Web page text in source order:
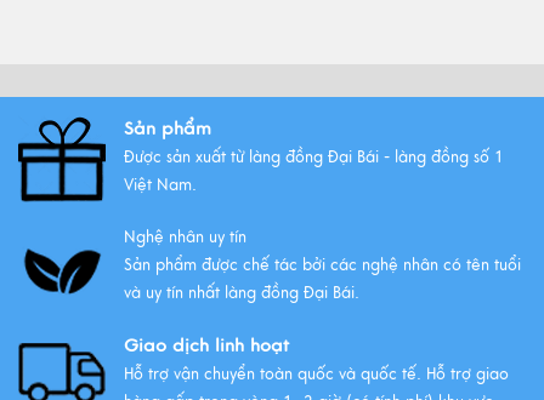
Những bộ ngũ sự đồng Đại Bái
Xem thêm
Sản phẩm
Được sản xuất từ làng đồng Đại Bái - làng đồng số 1
Việt Nam.
Nghệ nhân uy tín
Sản phẩm được chế tác bởi các nghệ nhân có tên tuổi
và uy tín nhất làng đồng Đại Bái.
Giao dịch linh hoạt
Hỗ trợ vận chuyển toàn quốc và quốc tế. Hỗ trợ giao